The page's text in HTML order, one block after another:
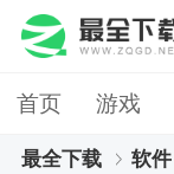
首页 游戏
最全下载 软件